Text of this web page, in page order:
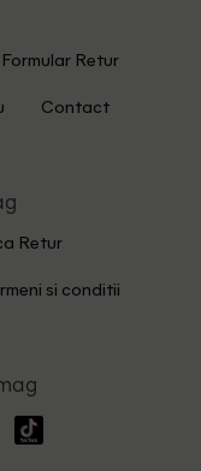
Formular Retur
Contact
Retur
si conditii